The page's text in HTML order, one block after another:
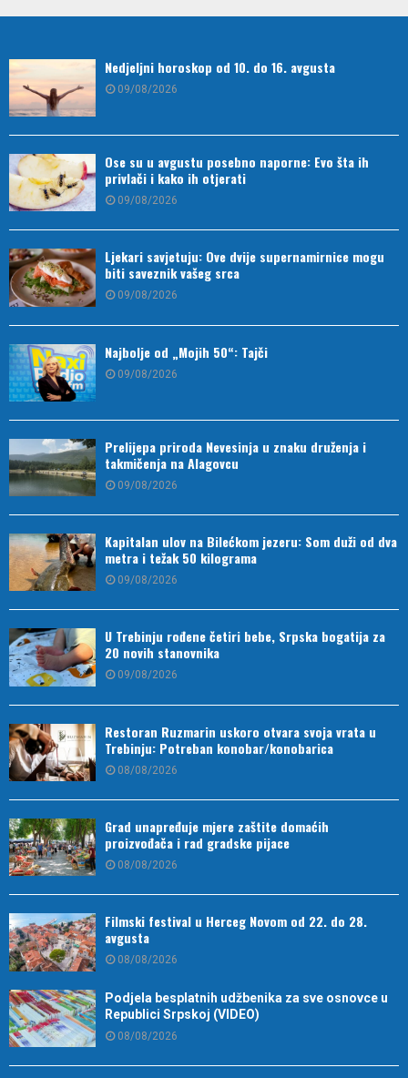
Nedjeljni horoskop od 10. do 16. avgusta
09/08/2026
Ose su u avgustu posebno naporne: Evo šta ih
privlači i kako ih otjerati
09/08/2026
Ljekari savjetuju: Ove dvije supernamirnice mogu
biti saveznik vašeg srca
09/08/2026
Najbolje od „Mojih 50“: Tajči
09/08/2026
Prelijepa priroda Nevesinja u znaku druženja i
takmičenja na Alagovcu
09/08/2026
Kapitalan ulov na Bilećkom jezeru: Som duži od dva
metra i težak 50 kilograma
09/08/2026
U Trebinju rođene četiri bebe, Srpska bogatija za
20 novih stanovnika
09/08/2026
Restoran Ruzmarin uskoro otvara svoja vrata u
Trebinju: Potreban konobar/konobarica
08/08/2026
Grad unapređuje mjere zaštite domaćih
proizvođača i rad gradske pijace
08/08/2026
Filmski festival u Herceg Novom od 22. do 28.
avgusta
08/08/2026
Podjela besplatnih udžbenika za sve osnovce u
Republici Srpskoj (VIDEO)
08/08/2026